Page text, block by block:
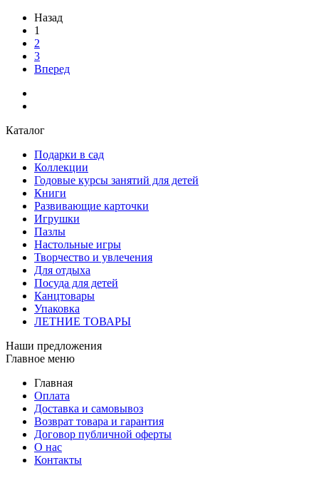
Назад
1
2
3
Вперед
Каталог
Подарки в сад
Коллекции
Годовые курсы занятий для детей
Книги
Развивающие карточки
Игрушки
Пазлы
Настольные игры
Творчество и увлечения
Для отдыха
Посуда для детей
Канцтовары
Упаковка
ЛЕТНИЕ ТОВАРЫ
Наши предложения
Главное меню
Главная
Оплата
Доставка и самовывоз
Возврат товара и гарантия
Договор публичной оферты
О нас
Контакты